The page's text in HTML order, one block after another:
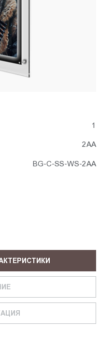
1
2АА
BG-C-SS-WS-2AA